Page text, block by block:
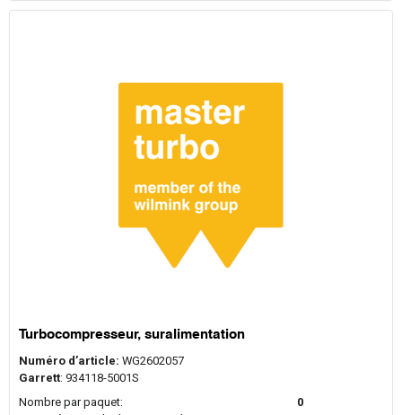
Turbocompresseur, suralimentation
Numéro d’article: WG2602057
Garrett: 934118-5001S
Nombre par paquet:
0